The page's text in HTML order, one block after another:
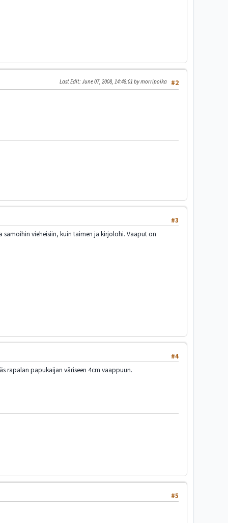
#2
Last Edit: June 07, 2008, 14:48:01 by morripoika
#3
vieheisiin, kuin taimen ja kirjolohi. Vaaput on
#4
rapalan papukaijan väriseen 4cm vaappuun.
#5